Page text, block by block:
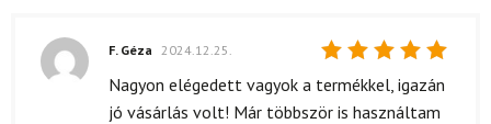
Értékelés:
F. Géza 2024.12.25.
Nagyon elégedett vagyok a termékkel, igazán
jó vásárlás volt! Már többször is használtam